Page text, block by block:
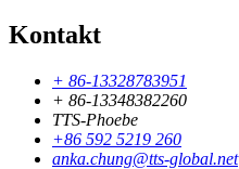
Kontakt
+ 86-13328783951
+ 86-13348382260
TTS-Phoebe
+86 592 5219 260
anka.chung@tts-global.net